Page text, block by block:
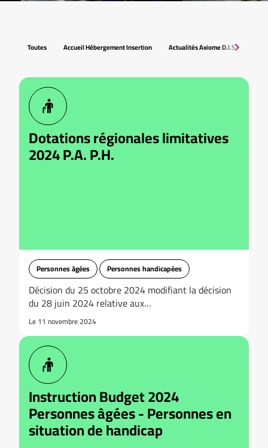
Toutes Accueil Hébergement Insertion Actualités Axiome D.I.S.
Dotations régionales limitatives
2024 P.A. P.H.
Personnes âgées Personnes handicapées
Décision du 25 octobre 2024 modifiant la décision
du 28 juin 2024 relative aux…
Le 11 novembre 2024
Instruction Budget 2024
Personnes âgées - Personnes en
situation de handicap